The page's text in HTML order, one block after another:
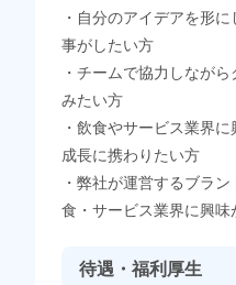
・自分のアイデアを形
事がしたい方
・チームで協力しなが
みたい方
・飲食やサービス業界
成長に携わりたい方
・弊社が運営するブラ
食・サービス業界に興
待遇・福利厚生